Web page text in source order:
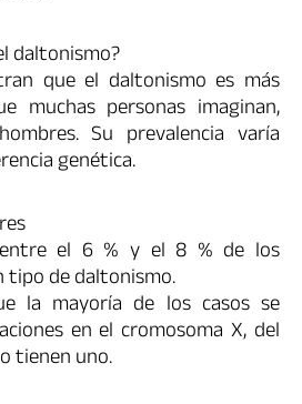
daltonismo?
que el daltonismo es más
muchas personas imaginan,
Su prevalencia varía
genética.
entre el 6 % y el 8 % de los
tipo de daltonismo.
la mayoría de los casos se
en el cromosoma X, del
tienen uno.